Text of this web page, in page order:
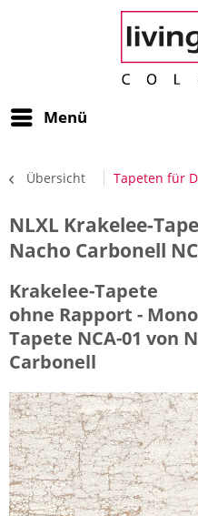
Menü
Übersicht Tapeten für
NLXL Krakelee-
Nacho Carbonell
Krakelee-Tapete
ohne Rapport -
Tapete NCA-01 von
Carbonell